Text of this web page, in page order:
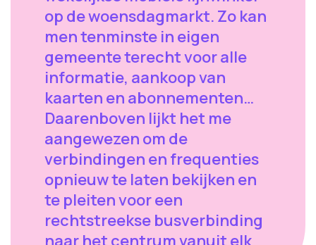
op de woensdagmarkt. Zo kan
men tenminste in eigen
gemeente terecht voor alle
informatie, aankoop van
kaarten en abonnementen…
Daarenboven lijkt het me
aangewezen om de
verbindingen en frequenties
opnieuw te laten bekijken en
te pleiten voor een
rechtstreekse busverbinding
naar het centrum vanuit elk